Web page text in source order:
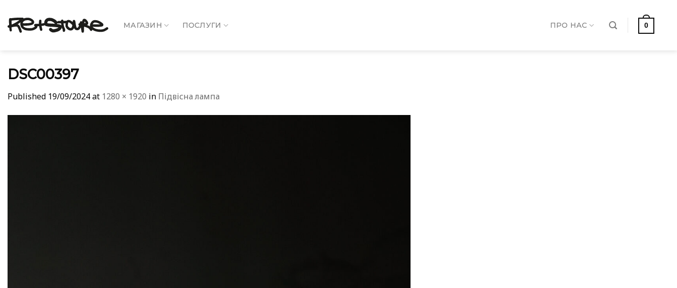
content
МАГАЗИН ПОСЛУГИ ПРО НАС 0
DSC00397
Published 19/09/2024at 1280 × 1920 in Підвісна лампа